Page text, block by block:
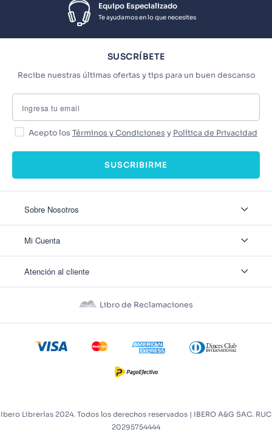
Equipo Especializado
Te ayudamos en lo que necesites
SUSCRÍBETE
Recibe nuestras últimas ofertas y tips para un buen descanso
Acepto los Términos y Condiciones y Política de Privacidad
SUSCRIBIRME
Sobre Nosotros
Nuestas tiendas
Mi Cuenta
Ver mis Pedidos
Recuperar Contraseña
Atención al cliente
Políticas de Privacidad
Políticas de Cookies
Términos y Condiciones Promos
Libro de Reclamaciones
Ibero Librerías 2024. Todos los derechos reservados | IBERO A&G SAC. RUC
20295754444